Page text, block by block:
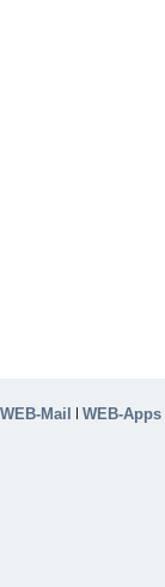
WEB-Mail | WEB-Apps